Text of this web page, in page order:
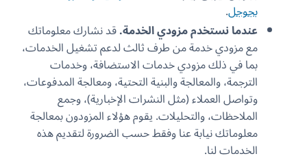
بجوجل.
عندما نستخدم مزودي الخدمة.قد نشارك معلوماتك
مع مزودي خدمة من طرف ثالث لدعم تشغيل الخدمات،
بما في ذلك مزودي خدمات الاستضافة، وخدمات
الترجمة، والمعالجة والبنية التحتية، ومعالجة المدفوعات،
وتواصل العملاء (مثل النشرات الإخبارية)، وجمع
الملاحظات، والتحليلات. يقوم هؤلاء المزودون بمعالجة
معلوماتك نيابة عنا وفقط حسب الضرورة لتقديم هذه
الخدمات لنا.